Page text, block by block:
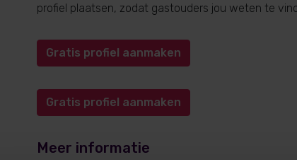
profiel plaatsen, zodat gastouders jou weten te
Gratis profiel aanmaken
Gratis profiel aanmaken
Meer informatie